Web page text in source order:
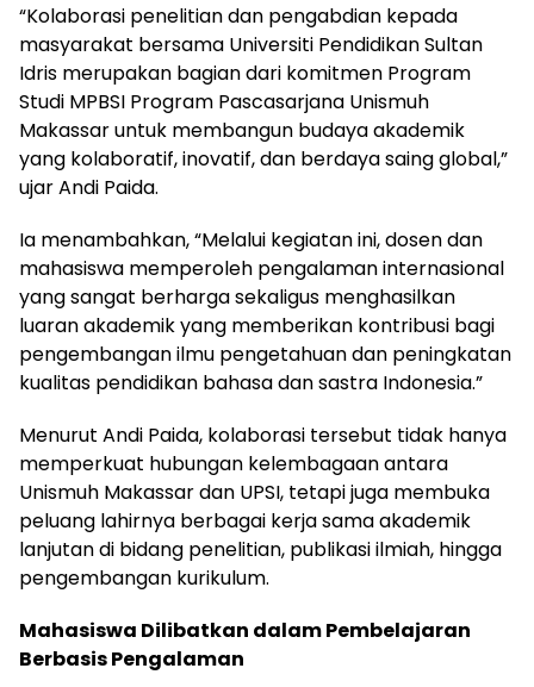
“Kolaborasi penelitian dan pengabdian kepada
masyarakat bersama Universiti Pendidikan Sultan
Idris merupakan bagian dari komitmen Program
Studi MPBSI Program Pascasarjana Unismuh
Makassar untuk membangun budaya akademik
yang kolaboratif, inovatif, dan berdaya saing global,”
ujar Andi Paida.
Ia menambahkan, “Melalui kegiatan ini, dosen dan
mahasiswa memperoleh pengalaman internasional
yang sangat berharga sekaligus menghasilkan
luaran akademik yang memberikan kontribusi bagi
pengembangan ilmu pengetahuan dan peningkatan
kualitas pendidikan bahasa dan sastra Indonesia.”
Menurut Andi Paida, kolaborasi tersebut tidak hanya
memperkuat hubungan kelembagaan antara
Unismuh Makassar dan UPSI, tetapi juga membuka
peluang lahirnya berbagai kerja sama akademik
lanjutan di bidang penelitian, publikasi ilmiah, hingga
pengembangan kurikulum.
Mahasiswa Dilibatkan dalam Pembelajaran
Berbasis Pengalaman